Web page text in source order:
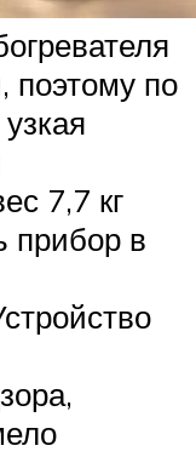
поэтому по
7,7 кг
прибор в